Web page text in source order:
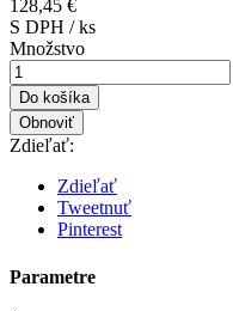
128,45 €
S DPH / ks
Množstvo
Do košíka
Zdieľať:
Zdieľať
Tweetnuť
Pinterest
Parametre